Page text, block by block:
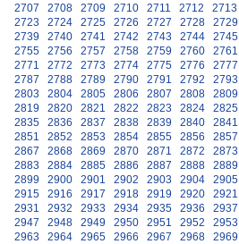
2707
2708 2709 2710 2711 2712 2713
2723
2724 2725 2726 2727 2728 2729
2739
2740 2741 2742 2743 2744 2745
2755
2756 2757 2758 2759 2760 2761
2771
2772 2773 2774 2775 2776 2777
2787
2788 2789 2790 2791 2792 2793
2803
2804 2805 2806 2807 2808 2809
2819
2820 2821 2822 2823 2824 2825
2835
2836 2837 2838 2839 2840 2841
2851
2852 2853 2854 2855 2856 2857
2867
2868 2869 2870 2871 2872 2873
2883
2884 2885 2886 2887 2888 2889
2899
2900 2901 2902 2903 2904 2905
2915
2916 2917 2918 2919 2920 2921
2931
2932 2933 2934 2935 2936 2937
2947
2948 2949 2950 2951 2952 2953
2963
2964 2965 2966 2967 2968 2969